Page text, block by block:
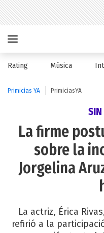
Rating Música
Primicias YA PrimiciasYA
SIN
La firme
sobre la
Jorgelina
La actriz, Érica
refirió a la